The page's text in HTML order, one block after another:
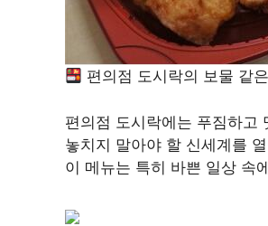
편의점 도시락의 보물 같
편의점 도시락에는 푸짐하고
놓치지 말아야 할 신세계를
이 메뉴는 특히 바쁜 일상 속